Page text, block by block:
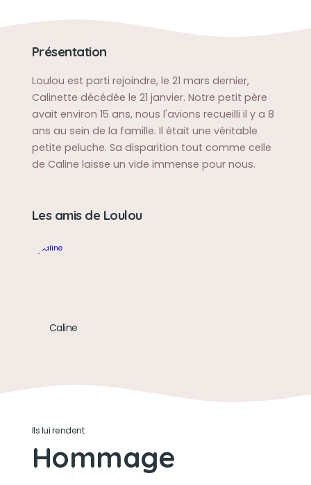
Présentation
Loulou est parti rejoindre, le 21 mars dernier,
Calinette décédée le 21 janvier. Notre petit père
avait environ 15 ans, nous l'avions recueilli il y a 8
ans au sein de la famille. Il était une véritable
petite peluche. Sa disparition tout comme celle
de Caline laisse un vide immense pour nous.
Les amis de Loulou
Caline
Ils lui rendent
Hommage